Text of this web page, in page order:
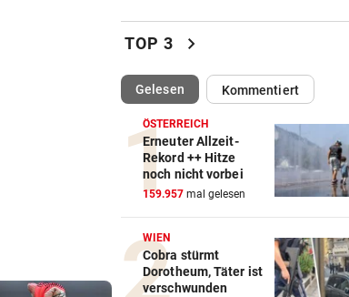
Feurstein sprintet bei
TOP 3 chevron_right
Gelesen(ausgewählt)Kommentiert
ÖSTERREICH
Erneuter Allzeit-
Rekord ++ Hitze
noch nicht vorbei
159.957 mal gelesen
WIEN
Cobra stürmt
Dorotheum, Täter ist
verschwunden